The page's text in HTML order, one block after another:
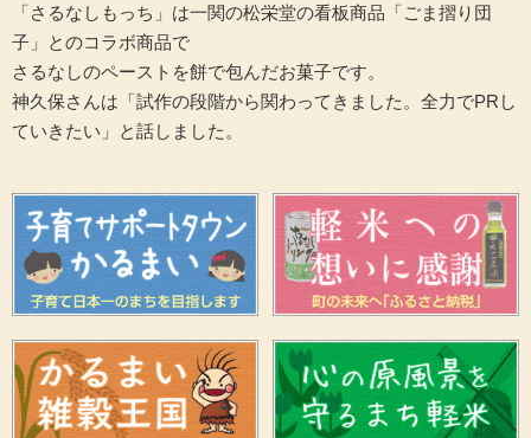
「さるなしもっち」は一関の松栄堂の看板商品「ごま摺り団
子」とのコラボ商品で
さるなしのペーストを餅で包んだお菓子です。
神久保さんは「試作の段階から関わってきました。全力でPRし
ていきたい」と話しました。